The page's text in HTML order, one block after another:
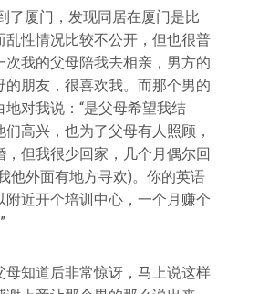
了厦门，发现同居在厦门是比
乱性情况比较不公开，但也很普
次我的父母陪我去相亲，男方的
的朋友，很喜欢我。而那个男的
地对我说：“是父母希望我结
高兴，也为了父母有人照顾，
，但我很少回家，几个月偶尔回
他外面有地方寻欢)。你的英语
附近开个培训中心，一个月赚个
母知道后非常惊讶，马上说这样